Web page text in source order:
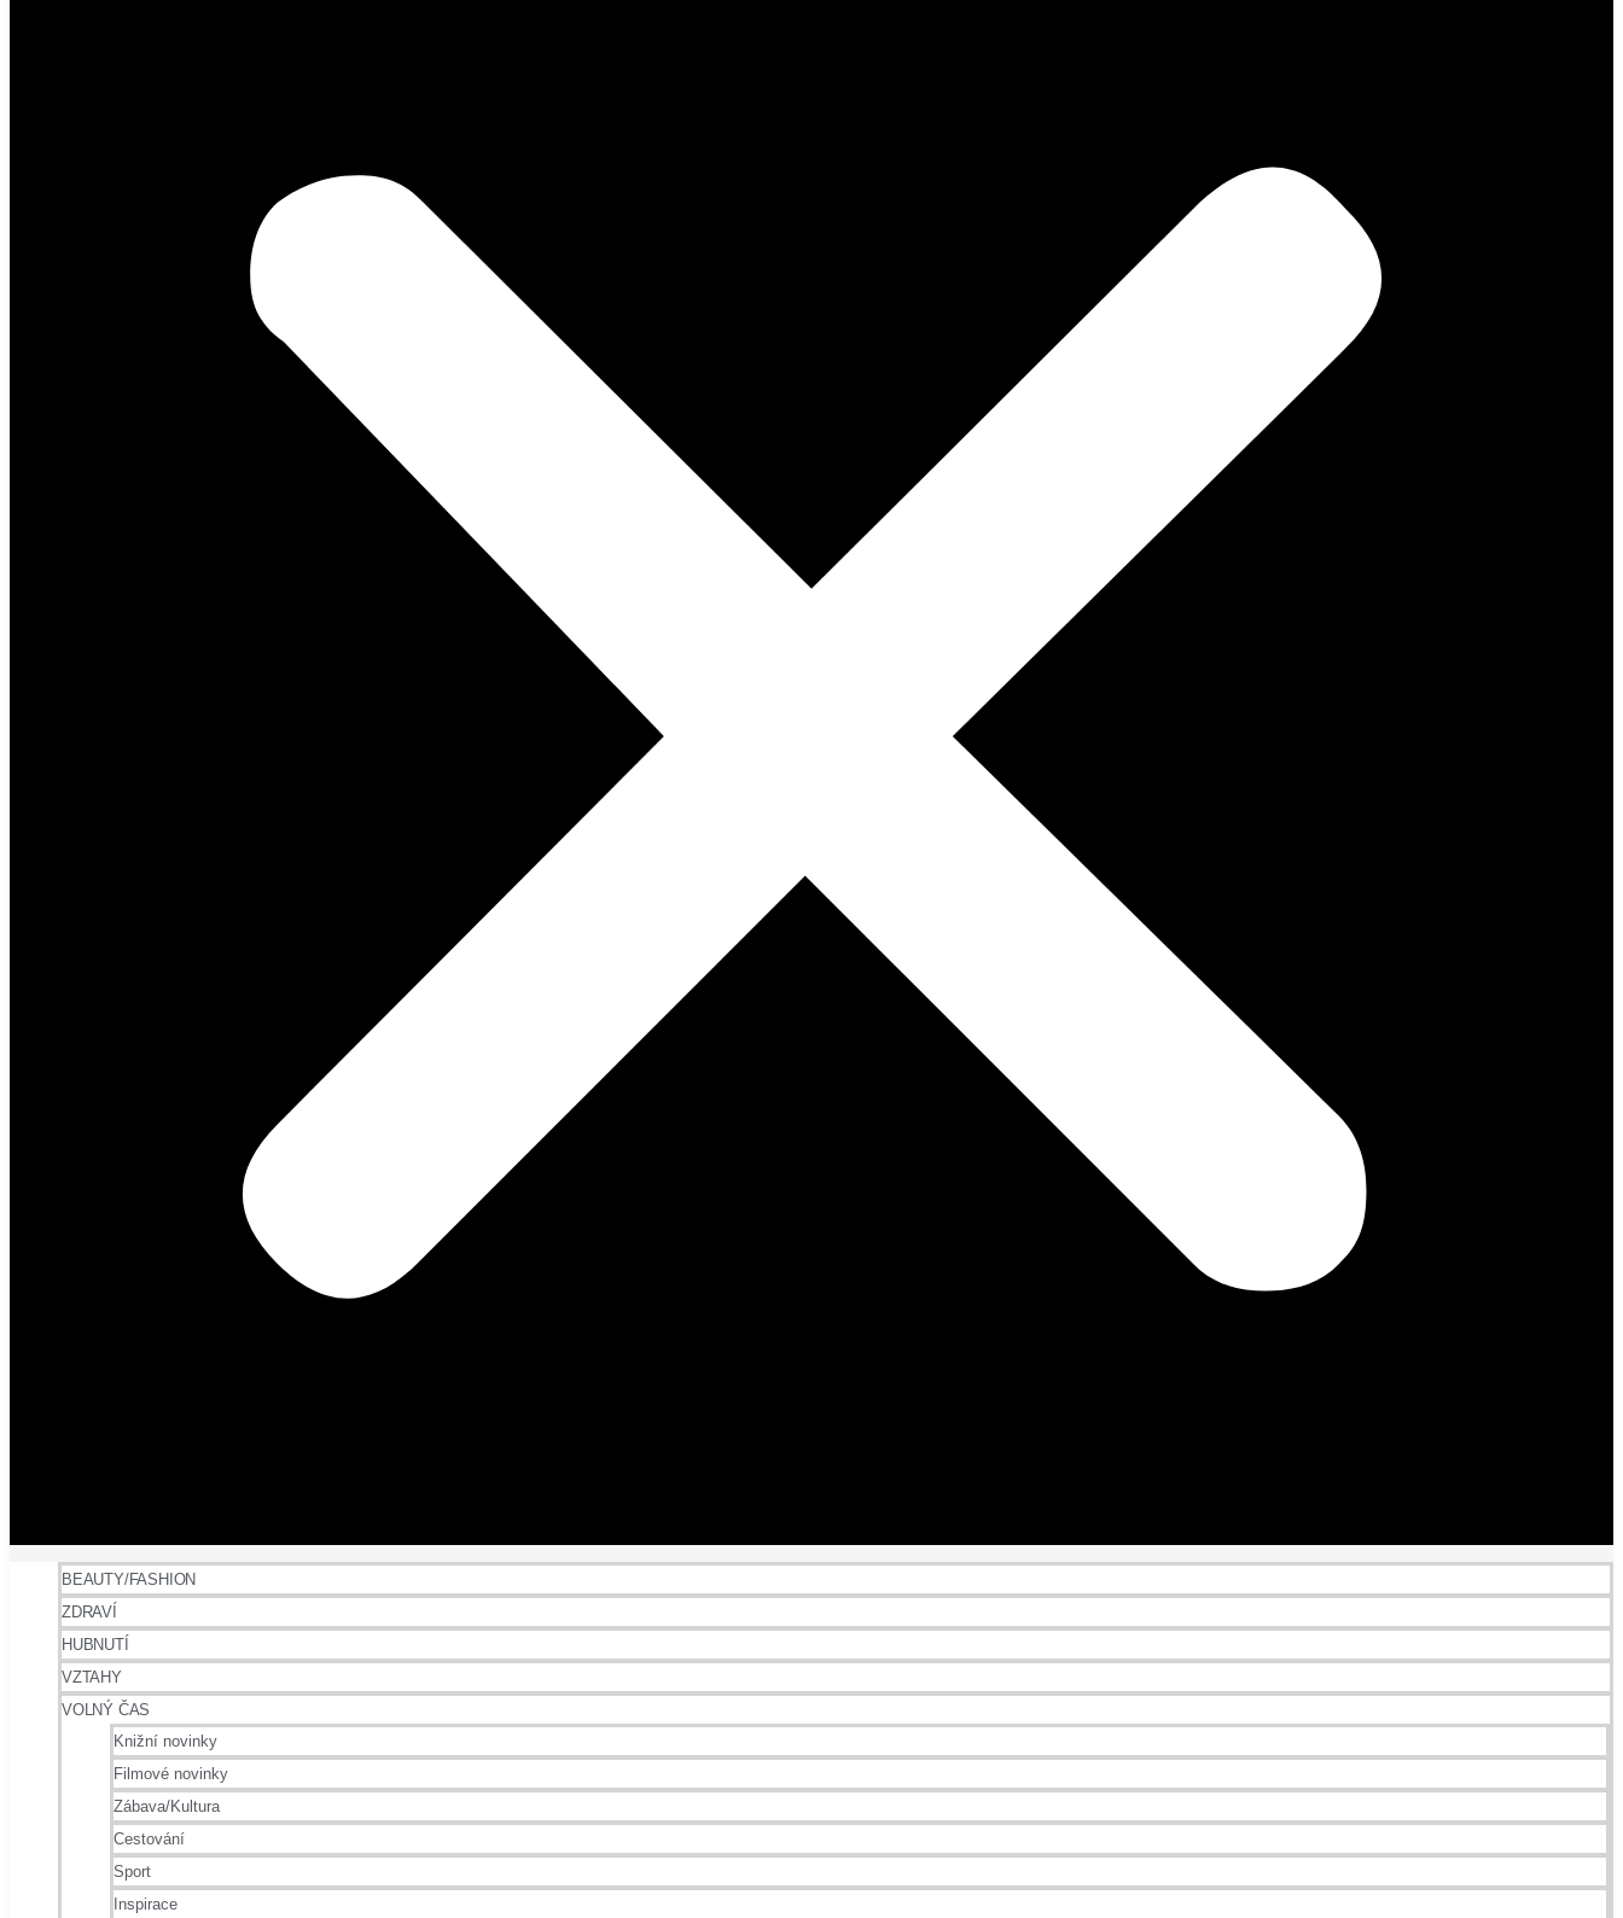
BEAUTY/FASHION
ZDRAVÍ
HUBNUTÍ
VZTAHY
VOLNÝ ČAS
Knižní novinky
Filmové novinky
Zábava/Kultura
Cestování
Sport
Inspirace